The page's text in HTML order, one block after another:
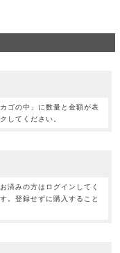
ゴの中」に数量と金額が表
してください。
済みの方はログインしてく
。登録せずに購入すること